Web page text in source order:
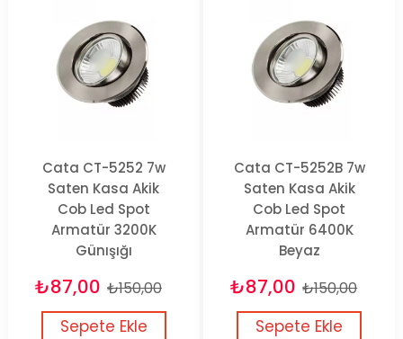
Cata CT-5252 7w
Saten Kasa Akik
Cob Led Spot
Armatür 3200K
Günışığı
₺87,00 ₺150,00
Sepete Ekle
Cata CT-5252B 7w
Saten Kasa Akik
Cob Led Spot
Armatür 6400K
Beyaz
₺87,00 ₺150,00
Sepete Ekle